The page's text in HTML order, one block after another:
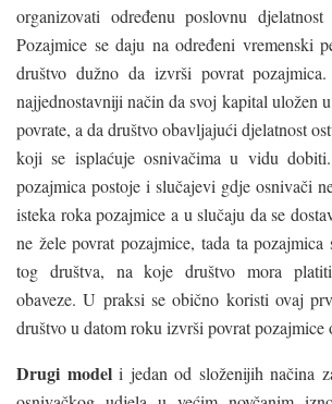
organizovati određenu poslovnu
Pozajmice se daju na određeni vremenski
društvo dužno da izvrši povrat
najjednostavniji način da svoj kapital uložen
povrate, a da društvo obavljajući djelatnost
koji se isplaćuje osnivačima u vidu
pozajmica postoje i slučajevi gdje osnivači
isteka roka pozajmice a u slučaju da se
ne žele povrat pozajmice, tada ta pozajmica
tog društva, na koje društvo mora platiti
obaveze. U praksi se obično koristi ovaj
društvo u datom roku izvrši povrat pozajmice
Drugi modeli jedan od složenijih načina